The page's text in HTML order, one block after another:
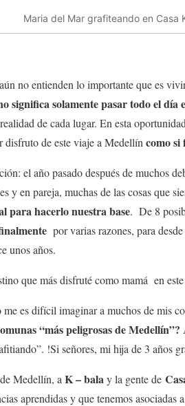
Maria del Mar grafiteando en Casa
no entienden lo importante que es
significa solamente pasar todo el día
de cada lugar. En esta
disfruto de este viaje a Medellín como si
el año pasado después de muchos
y en pareja, muchas de las cosas que
para hacerlo nuestra base. De 8
por varias razones, para
unos años.
que más disfruté como mamá en
es difícil imaginar a muchos de mis
“más peligrosas de Medellín”?
!Si señores, mi hija de 3 años
Medellín, a K – balay la gente de
aprendidas y que tenemos asociadas